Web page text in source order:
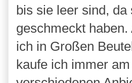
bis sie leer sind,
geschmeckt
ich in Großen
kaufe ich immer